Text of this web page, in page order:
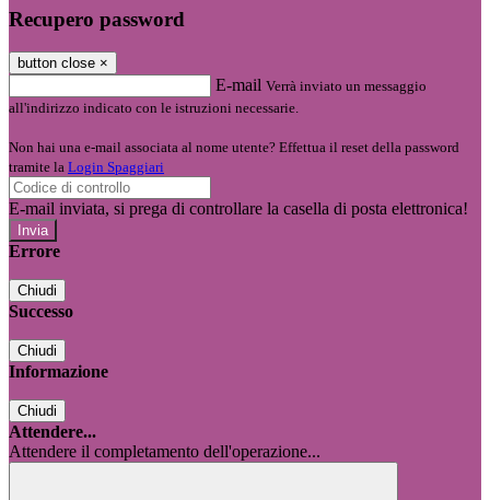
Recupero password
button close ×
E-mail Verrà inviato un messaggio
all'indirizzo indicato con le istruzioni necessarie.
Non hai una e-mail associata al nome utente? Effettua il reset della password
tramite la Login Spaggiari
E-mail inviata, si prega di controllare la casella di posta elettronica!
Errore
Chiudi
Successo
Chiudi
Informazione
Chiudi
Attendere...
Attendere il completamento dell'operazione...